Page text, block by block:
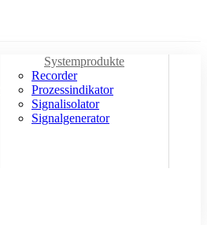
Systemprodukte
Recorder
Prozessindikator
Signalisolator
Signalgenerator